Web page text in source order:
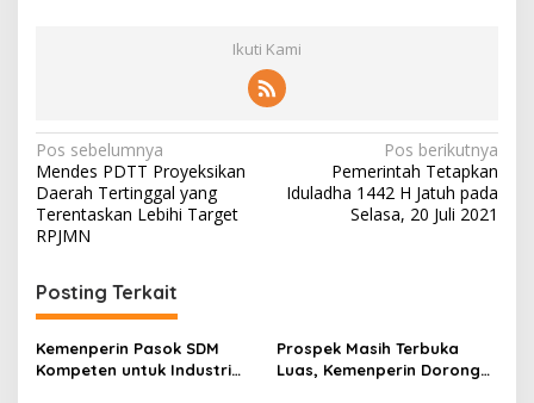
Ikuti Kami
N
a
v
i
g
a
s
i
Pos sebelumnya
Mendes PDTT Proyeksikan
Daerah Tertinggal yang
Terentaskan Lebihi Target
RPJMN
Pos berikutnya
Pemerintah Tetapkan
Iduladha 1442 H Jatuh pada
Selasa, 20 Juli 2021
Posting Terkait
Kemenperin Pasok SDM
Kompeten untuk Industri
Prospek Masih Terbuka
Luas, Kemenperin Dorong